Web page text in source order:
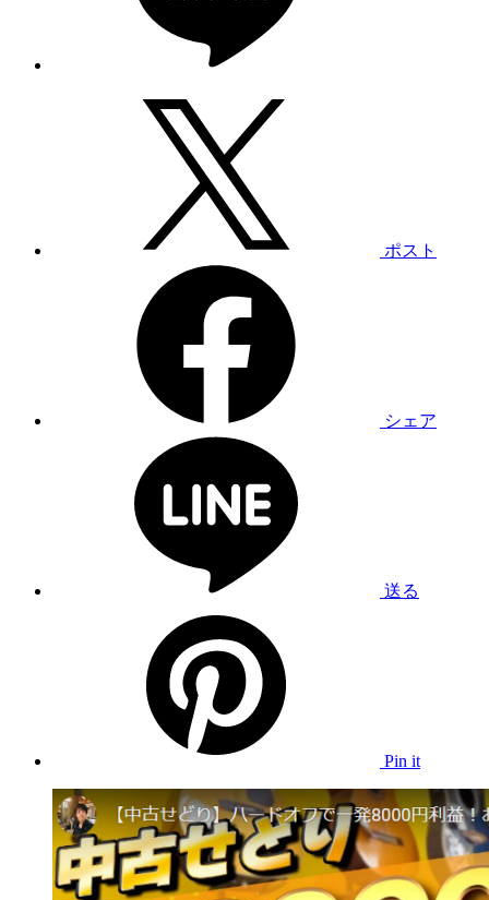
ポスト
シェア
送る
Pin it